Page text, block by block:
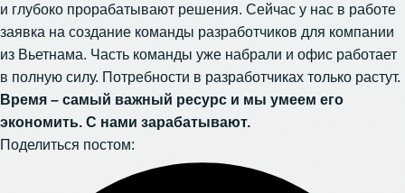
и глубоко прорабатывают решения. Сейчас у нас в работе
заявка на создание команды разработчиков для компании
из Вьетнама. Часть команды уже набрали и офис работает
в полную силу. Потребности в разработчиках только растут.
Время – самый важный ресурс и мы умеем его
экономить. С нами зарабатывают.
Поделиться постом: